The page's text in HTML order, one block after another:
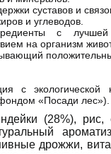
суставов и
и углеводов.
с
на организм
с экологической
«Посади лес»).
(28%), рис,
дрожжи,